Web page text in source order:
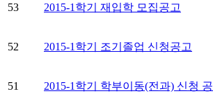
53 2015-1학기 재입학 모집공고
52 2015-1학기 조기졸업 신청공고
51 2015-1학기 학부이동(전과) 신청